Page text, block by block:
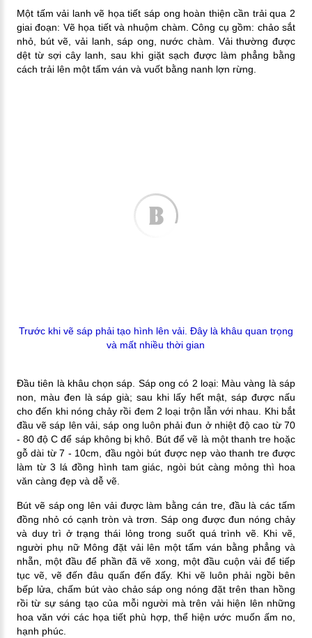
Một tấm vải lanh vẽ họa tiết sáp ong hoàn thiện cần trải qua 2
giai đoạn: Vẽ họa tiết và nhuộm chàm. Công cụ gồm: chảo sắt
nhỏ, bút vẽ, vải lanh, sáp ong, nước chàm. Vải thường được
dệt từ sợi cây lanh, sau khi giặt sạch được làm phẳng bằng
cách trải lên một tấm ván và vuốt bằng nanh lợn rừng.
Trước khi vẽ sáp phải tạo hình lên vải. Đây là khâu quan trọng
và mất nhiều thời gian
Đầu tiên là khâu chọn sáp. Sáp ong có 2 loại: Màu vàng là sáp
non, màu đen là sáp già; sau khi lấy hết mật, sáp được nấu
cho đến khi nóng chảy rồi đem 2 loại trộn lẫn với nhau. Khi bắt
đầu vẽ sáp lên vải, sáp ong luôn phải đun ở nhiệt độ cao từ 70
- 80 độ C để sáp không bị khô. Bút để vẽ là một thanh tre hoặc
gỗ dài từ 7 - 10cm, đầu ngòi bút được nẹp vào thanh tre được
làm từ 3 lá đồng hình tam giác, ngòi bút càng mỏng thì hoa
văn càng đẹp và dễ vẽ.
Bút vẽ sáp ong lên vải được làm bằng cán tre, đầu là các tấm
đồng nhỏ có cạnh tròn và trơn. Sáp ong được đun nóng chảy
và duy trì ở trạng thái lỏng trong suốt quá trình vẽ. Khi vẽ,
người phụ nữ Mông đặt vải lên một tấm ván bằng phẳng và
nhẵn, một đầu để phần đã vẽ xong, một đầu cuộn vải để tiếp
tục vẽ, vẽ đến đâu quấn đến đấy. Khi vẽ luôn phải ngồi bên
bếp lửa, chấm bút vào chảo sáp ong nóng đặt trên than hồng
rồi từ sự sáng tạo của mỗi người mà trên vải hiện lên những
hoa văn với các họa tiết phù hợp, thể hiện ước muốn ấm no,
hạnh phúc.